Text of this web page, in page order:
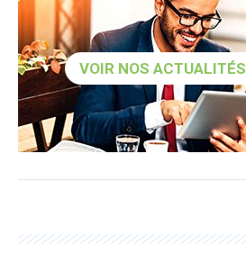
VOIR NOS ACTUALITÉS